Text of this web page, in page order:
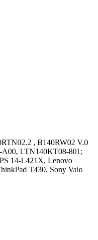
, B140RW02 V.0
LTN140KT08-801;
14-L421X, Lenovo
T430, Sony Vaio